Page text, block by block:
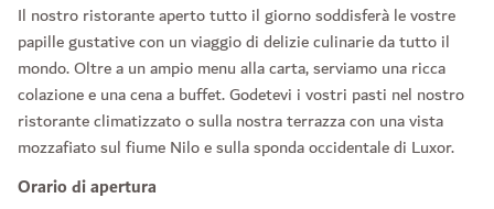
Il nostro ristorante aperto tutto il giorno soddisferà le vostre
papille gustative con un viaggio di delizie culinarie da tutto il
mondo. Oltre a un ampio menu alla carta, serviamo una ricca
colazione e una cena a buffet. Godetevi i vostri pasti nel nostro
ristorante climatizzato o sulla nostra terrazza con una vista
mozzafiato sul fiume Nilo e sulla sponda occidentale di Luxor.
Orario di apertura